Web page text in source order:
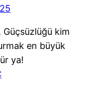
kim
en büyük
ya!